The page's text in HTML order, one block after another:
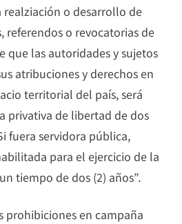
o desarrollo de
referendos o revocatorias de
que las autoridades y sujetos
atribuciones y derechos en
territorial del país, será
privativa de libertad de dos
fuera servidora pública,
para el ejercicio de la
tiempo de dos (2) años”.
prohibiciones en campaña